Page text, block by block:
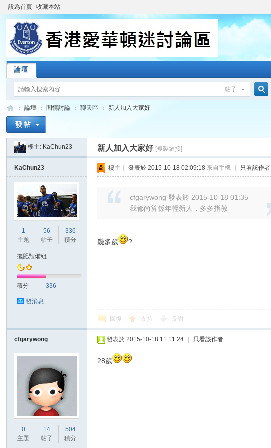
設為首頁 收藏本站
論壇
帖子
»
論壇
›
閒情討論
›
聊天區
›
新人加入大家好
樓主: KaChun23 新人加入大家好 [複製鏈接]
KaChun23
1
主題
56
帖子
336
積分
拖肥預備組
積分 336
發消息
樓主 發表於 2015-10-18 02:09:18 來自手機 只看該作者
cfgarywong 發表於 2015-10-18 01:35
我都尚算係年輕新人，多多指教
幾多歲 ?
回復 支持 反對
cfgarywong
0
主題
14
帖子
504
積分
發表於 2015-10-18 11:11:24 只看該作者
28歲